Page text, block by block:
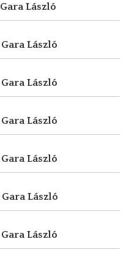
Gara László
Gara László
Gara László
Gara László
Gara László
Gara László
Gara László